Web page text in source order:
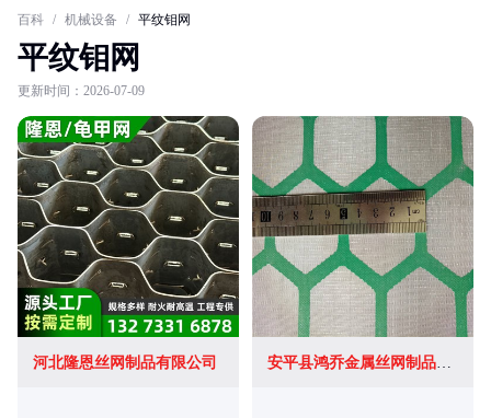
百科 / 机械设备 / 平纹钼网
平纹钼网
更新时间：2026-07-09
河北隆恩丝网制品有限公司 安平县鸿乔金属丝网制品有限公司